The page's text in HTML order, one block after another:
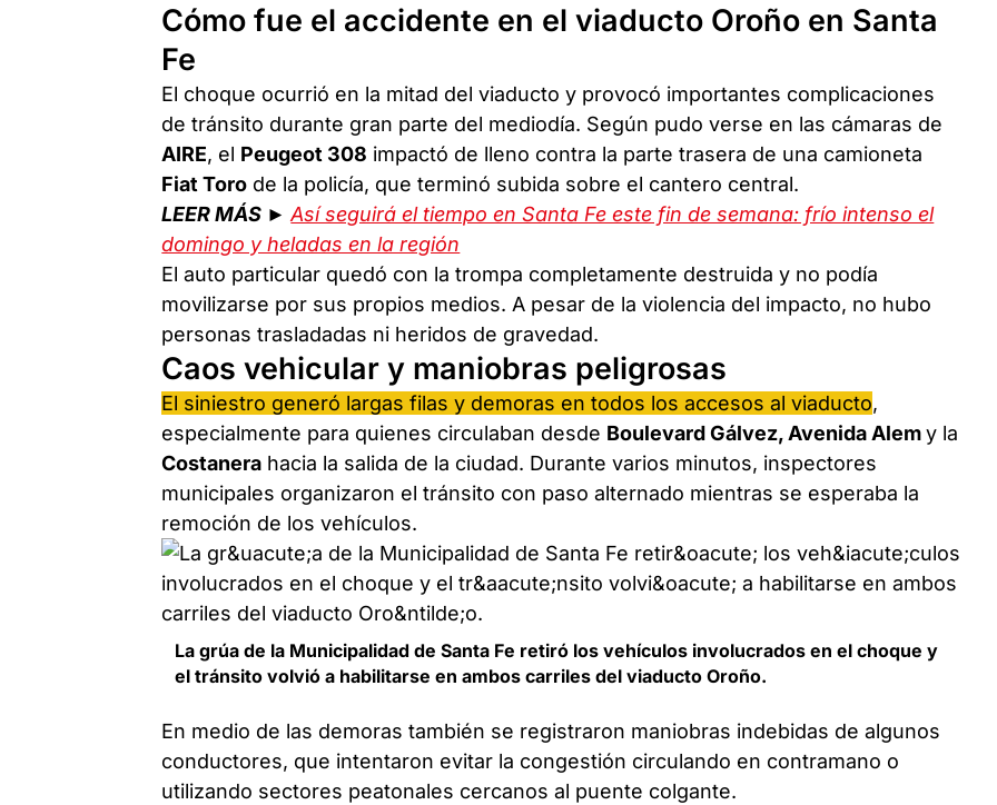
Cómo fue el accidente en el viaducto Oroño en Santa
Fe
El choque ocurrió en la mitad del viaducto y provocó importantes complicaciones
de tránsito durante gran parte del mediodía. Según pudo verse en las cámaras de
AIRE, el Peugeot 308 impactó de lleno contra la parte trasera de una camioneta
Fiat Toro de la policía, que terminó subida sobre el cantero central.
LEER MÁS ►Así seguirá el tiempo en Santa Fe este fin de semana: frío intenso el
domingo y heladas en la región
El auto particular quedó con la trompa completamente destruida y no podía
movilizarse por sus propios medios. A pesar de la violencia del impacto, no hubo
personas trasladadas ni heridos de gravedad.
Caos vehicular y maniobras peligrosas
El siniestro generó largas filas y demoras en todos los accesos al viaducto,
especialmente para quienes circulaban desde Boulevard Gálvez, Avenida Alemy la
Costanera hacia la salida de la ciudad. Durante varios minutos, inspectores
municipales organizaron el tránsito con paso alternado mientras se esperaba la
remoción de los vehículos.
La grúa de la Municipalidad de Santa Fe retiró los vehículos involucrados en el choque y
el tránsito volvió a habilitarse en ambos carriles del viaducto Oroño.
En medio de las demoras también se registraron maniobras indebidas de algunos
conductores, que intentaron evitar la congestión circulando en contramano o
utilizando sectores peatonales cercanos al puente colgante.